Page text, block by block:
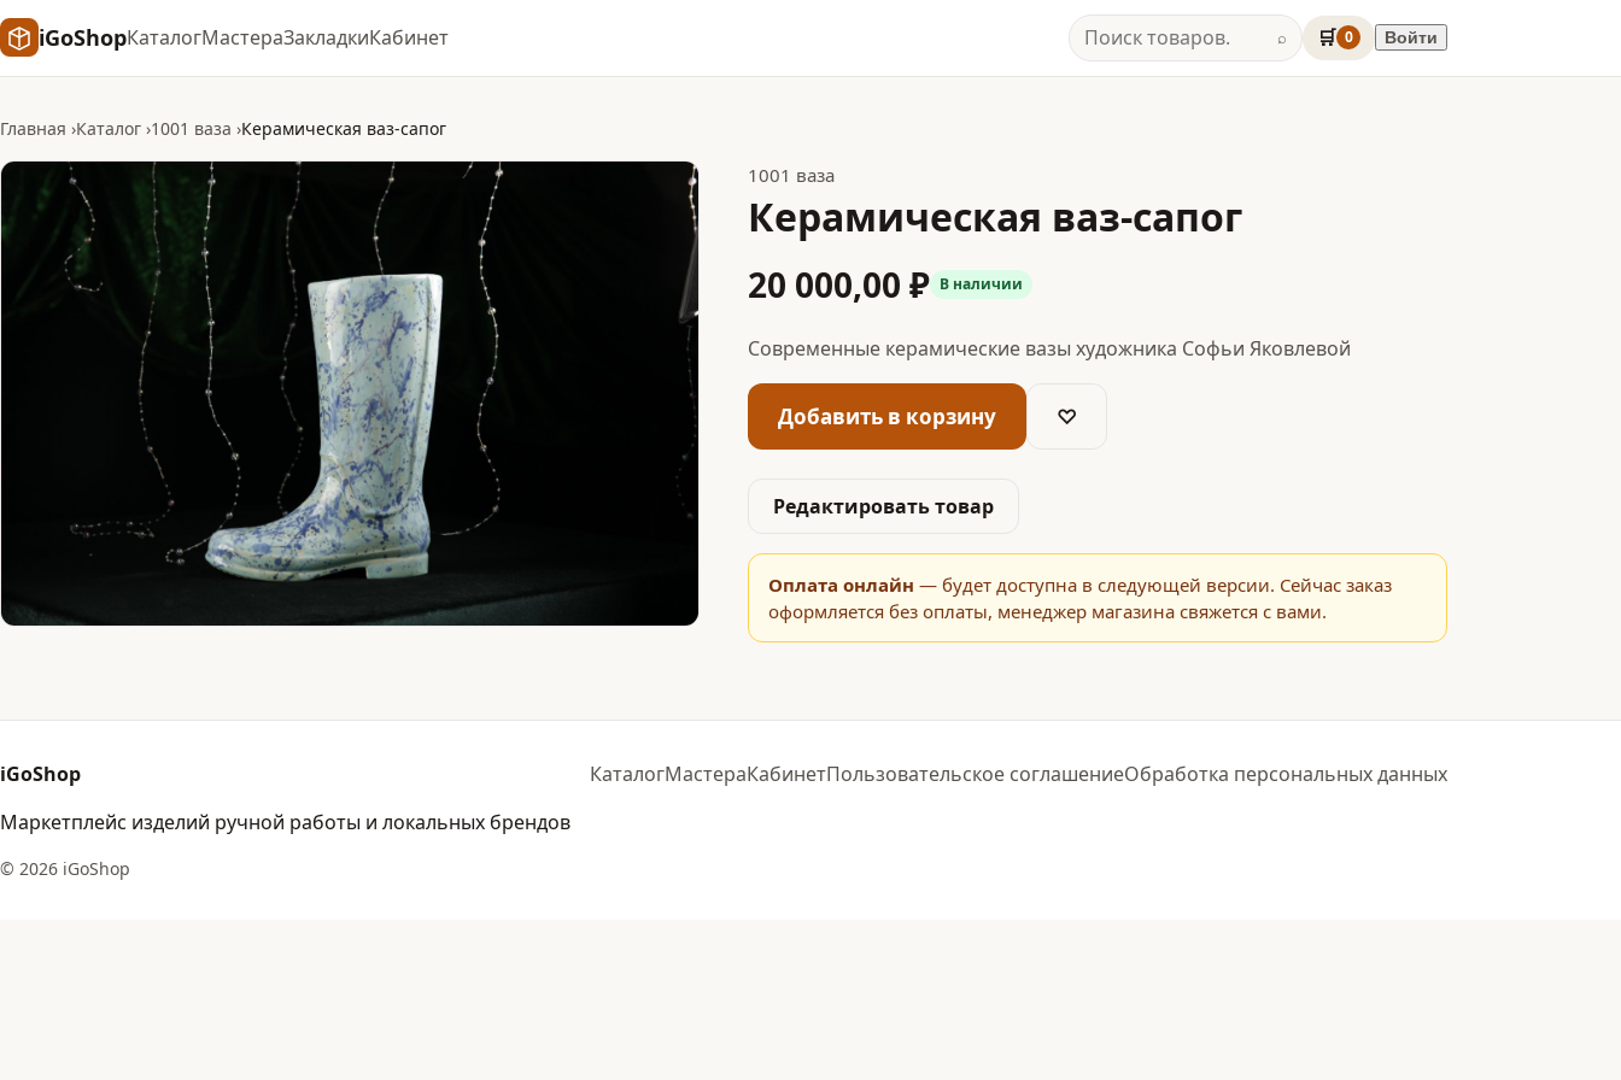
iGoShopКаталогМастераЗакладкиКабинет ⌕ 🛒 0 Войти
Главная Каталог 1001 ваза Керамическая ваз-сапог
1001 ваза
Керамическая ваз-сапог
20 000,00 ₽ В наличии
Современные керамические вазы художника Софьи Яковлевой
Добавить в корзину ♡
Редактировать товар
Оплата онлайн — будет доступна в следующей версии. Сейчас заказ
оформляется без оплаты, менеджер магазина свяжется с вами.
iGoShop
Маркетплейс изделий ручной работы и локальных брендов
КаталогМастераКабинетПользовательское соглашениеОбработка персональных данных
© 2026 iGoShop